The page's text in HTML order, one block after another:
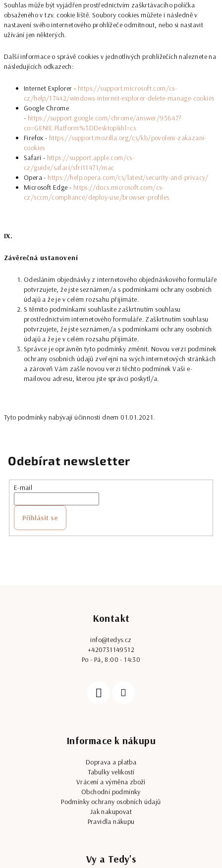
Souhlas může být vyjádřen prostřednictvím zaškrtávacího políčka
obsaženého v tzv. cookie liště. Soubory cookies můžete i následně v
nastavení svého internetového prohlížeče odmítnout, nebo si nastavit
užívání jen některých.
Další informace o správě cookies v jednotlivých prohlížečích naleznete na
následujících odkazech:
Internet Explorer - https://support.microsoft.com/cs-
cz/help/17442/windows-internet-explorer-delete-manage-cookies
Google Chrome
- https://support.google.com/chrome/answer/95647?
co=GENIE.Platform%3DDesktop&hl=cs
Firefox - https://support.mozilla.org/cs/kb/povoleni-zakazani-
cookies
Safari - https://support.apple.com/cs-
cz/guide/safari/sfri11471/mac
Opera - https://help.opera.com/cs/latest/security-and-privacy/
Microsoft Edge - https://docs.microsoft.com/cs-
cz/sccm/compliance/deploy-use/browser-profiles
IX.
Závěrečná ustanovení
Odesláním objednávky z internetového objednávkového formuláře
potvrzujete, že jste seznámen/a s podmínkami ochrany osobních
údajů a že je v celém rozsahu přijímáte.
S těmito podmínkami souhlasíte zaškrtnutím souhlasu
prostřednictvím internetového formuláře. Zaškrtnutím souhlasu
potvrzujete, že jste seznámen/a s podmínkami ochrany osobních
údajů a že je v celém rozsahu přijímáte.
Správce je oprávněn tyto podmínky změnit. Novou verzi podmínek
ochrany osobních údajů zveřejní na svých internetových stránkách
a zároveň Vám zašle novou verzi těchto podmínek Vaši e-
mailovou adresu, kterou jste správci poskytl/a.
Tyto podmínky nabývají účinnosti dnem 01.01.2021.
Odebírat newsletter
E-mail
Přihlásit se
Kontakt
info@tedys.cz
+420731149512
Po - Pá, 8:00 - 14:30
Informace k nákupu
Doprava a platba
Tabulky velikostí
Vrácení a výměna zboží
Obchodní podmínky
Podmínky ochrany osobních údajů
Jak nakupovat
Pravidla nákupu
Vy a Tedy's